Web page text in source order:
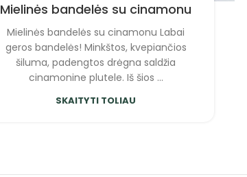
Mielinės bandelės su cinamonu
Mielinės bandelės su cinamonu Labai
geros bandelės! Minkštos, kvepiančios
šiluma, padengtos drėgna saldžia
cinamonine plutele. Iš šios ...
SKAITYTI TOLIAU